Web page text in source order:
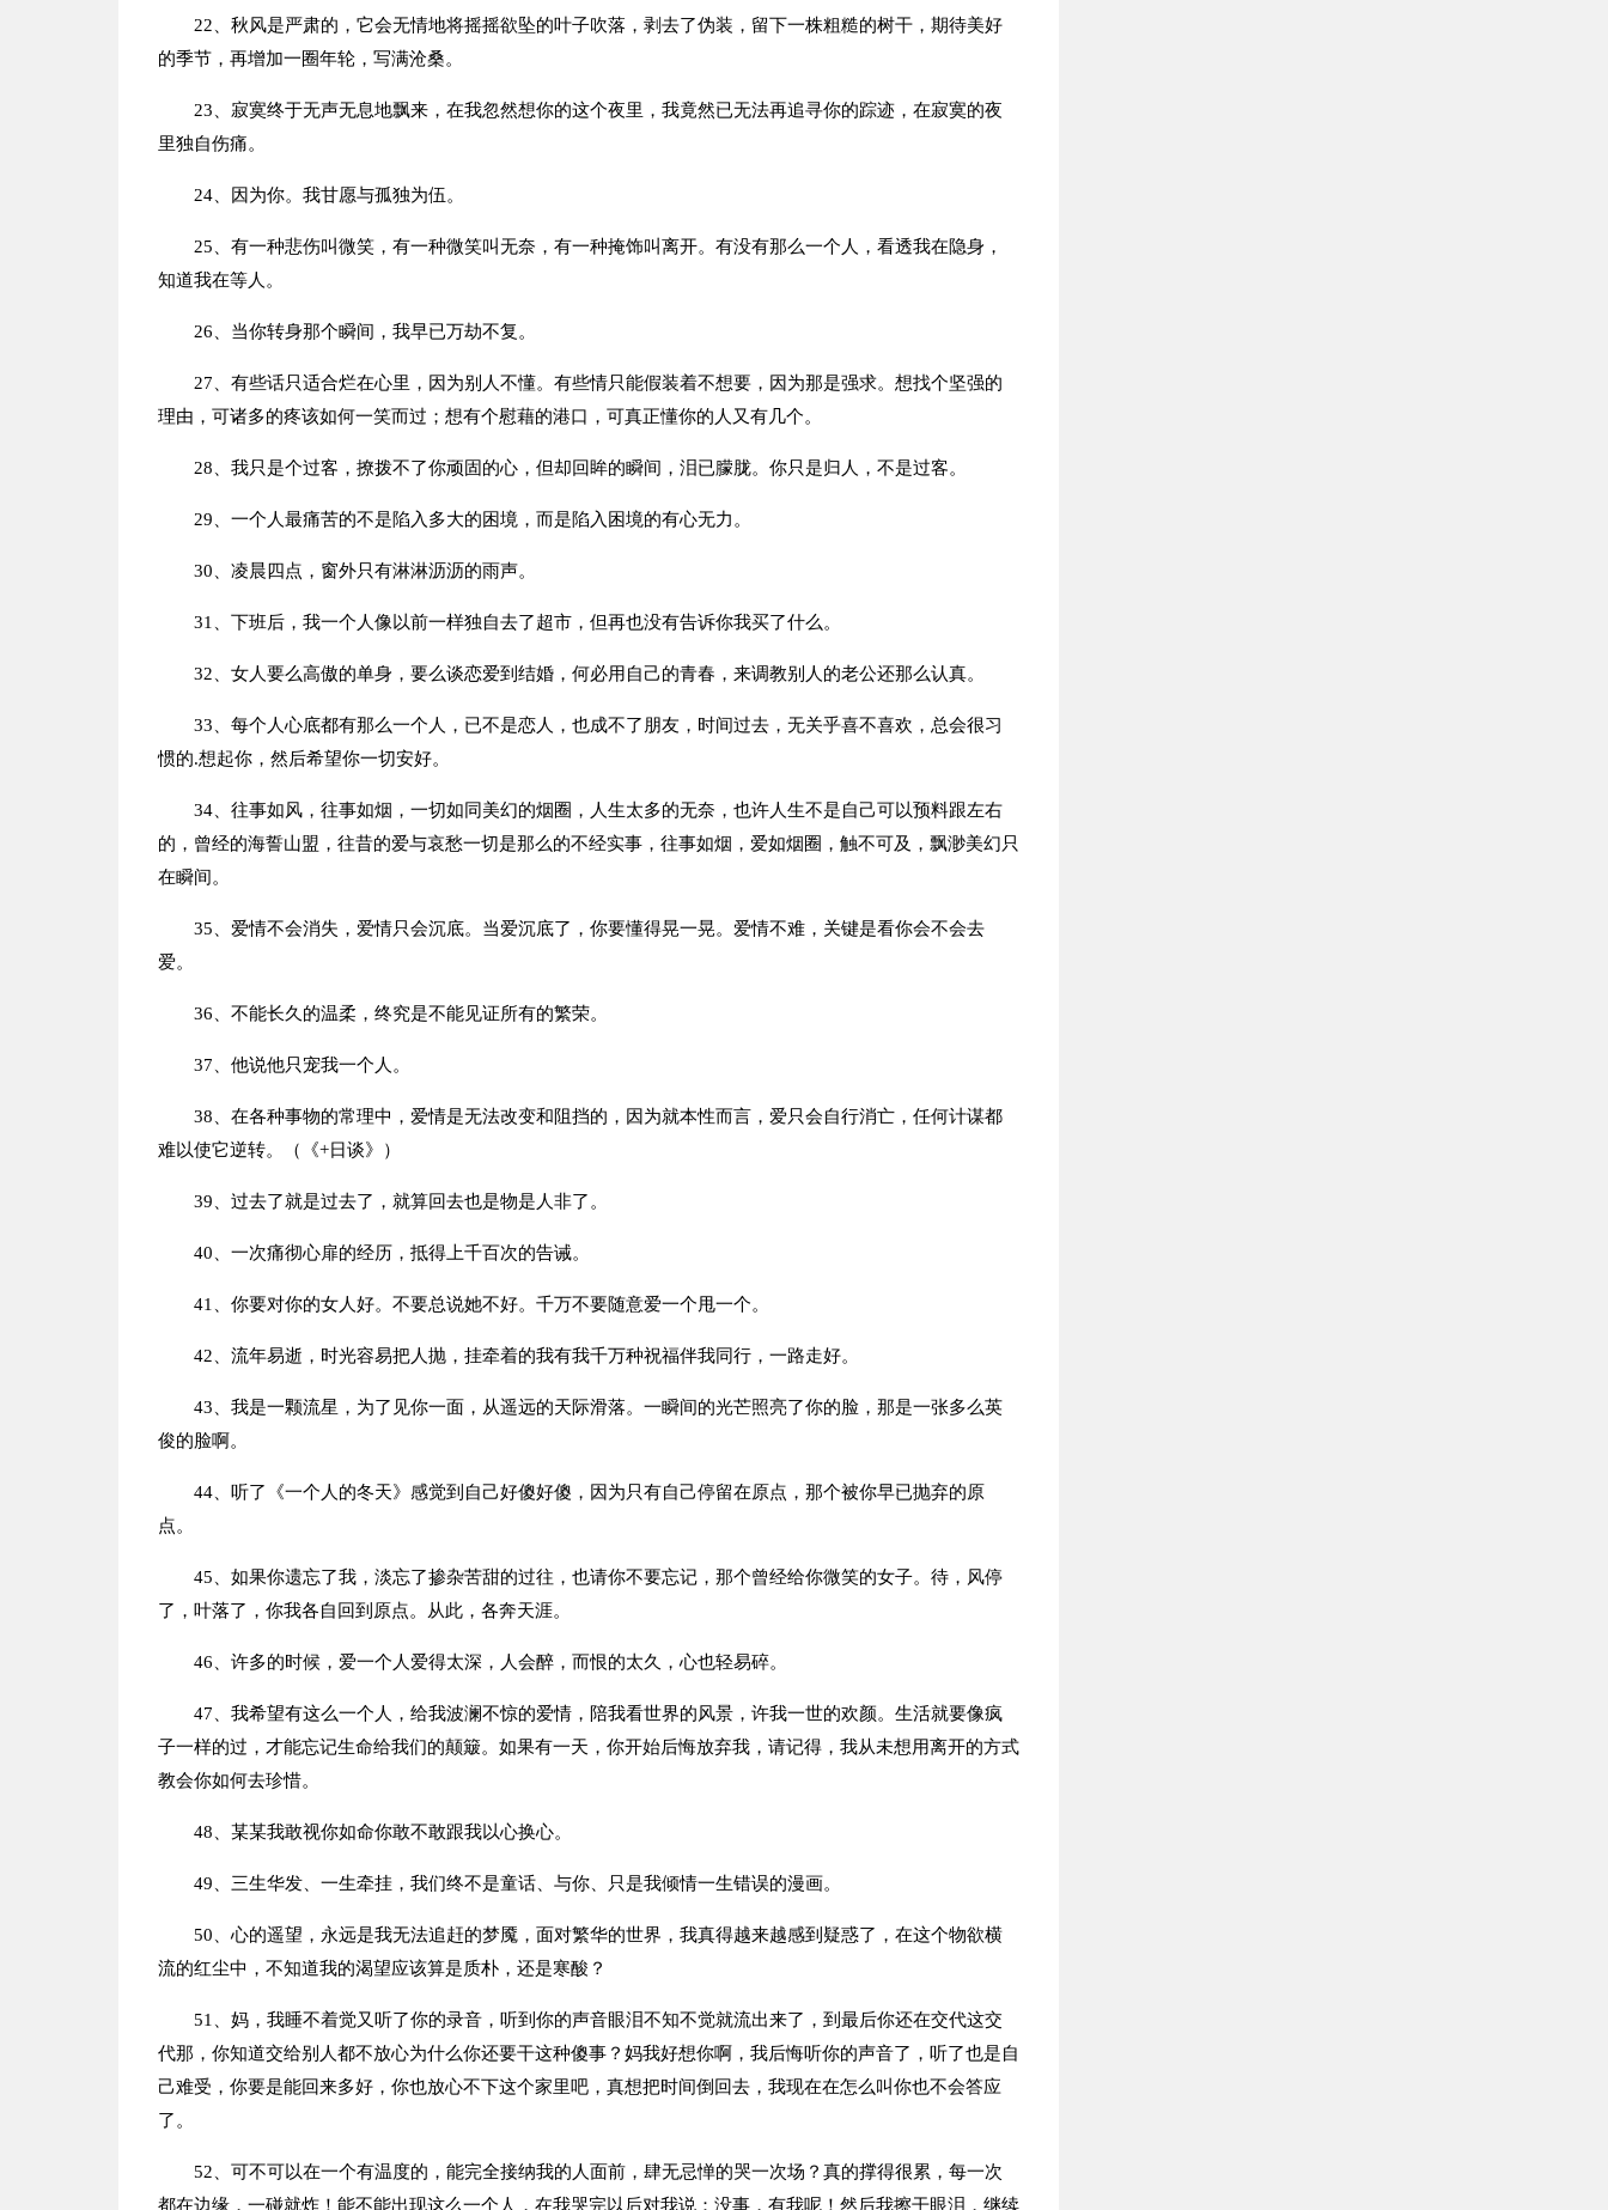
22、秋风是严肃的，它会无情地将摇摇欲坠的叶子吹落，剥去了伪装，留下一株粗糙的树干，期待美好
的季节，再增加一圈年轮，写满沧桑。
23、寂寞终于无声无息地飘来，在我忽然想你的这个夜里，我竟然已无法再追寻你的踪迹，在寂寞的夜
里独自伤痛。
24、因为你。我甘愿与孤独为伍。
25、有一种悲伤叫微笑，有一种微笑叫无奈，有一种掩饰叫离开。有没有那么一个人，看透我在隐身，
知道我在等人。
26、当你转身那个瞬间，我早已万劫不复。
27、有些话只适合烂在心里，因为别人不懂。有些情只能假装着不想要，因为那是强求。想找个坚强的
理由，可诸多的疼该如何一笑而过；想有个慰藉的港口，可真正懂你的人又有几个。
28、我只是个过客，撩拨不了你顽固的心，但却回眸的瞬间，泪已朦胧。你只是归人，不是过客。
29、一个人最痛苦的不是陷入多大的困境，而是陷入困境的有心无力。
30、凌晨四点，窗外只有淋淋沥沥的雨声。
31、下班后，我一个人像以前一样独自去了超市，但再也没有告诉你我买了什么。
32、女人要么高傲的单身，要么谈恋爱到结婚，何必用自己的青春，来调教别人的老公还那么认真。
33、每个人心底都有那么一个人，已不是恋人，也成不了朋友，时间过去，无关乎喜不喜欢，总会很习
惯的.想起你，然后希望你一切安好。
34、往事如风，往事如烟，一切如同美幻的烟圈，人生太多的无奈，也许人生不是自己可以预料跟左右
的，曾经的海誓山盟，往昔的爱与哀愁一切是那么的不经实事，往事如烟，爱如烟圈，触不可及，飘渺美幻只
在瞬间。
35、爱情不会消失，爱情只会沉底。当爱沉底了，你要懂得晃一晃。爱情不难，关键是看你会不会去
爱。
36、不能长久的温柔，终究是不能见证所有的繁荣。
37、他说他只宠我一个人。
38、在各种事物的常理中，爱情是无法改变和阻挡的，因为就本性而言，爱只会自行消亡，任何计谋都
难以使它逆转。（《+日谈》）
39、过去了就是过去了，就算回去也是物是人非了。
40、一次痛彻心扉的经历，抵得上千百次的告诫。
41、你要对你的女人好。不要总说她不好。千万不要随意爱一个甩一个。
42、流年易逝，时光容易把人抛，挂牵着的我有我千万种祝福伴我同行，一路走好。
43、我是一颗流星，为了见你一面，从遥远的天际滑落。一瞬间的光芒照亮了你的脸，那是一张多么英
俊的脸啊。
44、听了《一个人的冬天》感觉到自己好傻好傻，因为只有自己停留在原点，那个被你早已抛弃的原
点。
45、如果你遗忘了我，淡忘了掺杂苦甜的过往，也请你不要忘记，那个曾经给你微笑的女子。待，风停
了，叶落了，你我各自回到原点。从此，各奔天涯。
46、许多的时候，爱一个人爱得太深，人会醉，而恨的太久，心也轻易碎。
47、我希望有这么一个人，给我波澜不惊的爱情，陪我看世界的风景，许我一世的欢颜。生活就要像疯
子一样的过，才能忘记生命给我们的颠簸。如果有一天，你开始后悔放弃我，请记得，我从未想用离开的方式
教会你如何去珍惜。
48、某某我敢视你如命你敢不敢跟我以心换心。
49、三生华发、一生牵挂，我们终不是童话、与你、只是我倾情一生错误的漫画。
50、心的遥望，永远是我无法追赶的梦魇，面对繁华的世界，我真得越来越感到疑惑了，在这个物欲横
流的红尘中，不知道我的渴望应该算是质朴，还是寒酸？
51、妈，我睡不着觉又听了你的录音，听到你的声音眼泪不知不觉就流出来了，到最后你还在交代这交
代那，你知道交给别人都不放心为什么你还要干这种傻事？妈我好想你啊，我后悔听你的声音了，听了也是自
己难受，你要是能回来多好，你也放心不下这个家里吧，真想把时间倒回去，我现在在怎么叫你也不会答应
了。
52、可不可以在一个有温度的，能完全接纳我的人面前，肆无忌惮的哭一次场？真的撑得很累，每一次
都在边缘，一碰就炸！能不能出现这么一个人，在我哭完以后对我说：没事，有我呢！然后我擦干眼泪，继续